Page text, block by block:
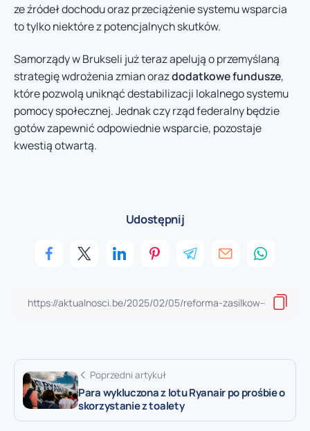
ze źródeł dochodu oraz przeciążenie systemu wsparcia
to tylko niektóre z potencjalnych skutków.
Samorządy w Brukseli już teraz apelują o przemyślaną
strategię wdrożenia zmian orazdodatkowe fundusze,
które pozwolą uniknąć destabilizacji lokalnego systemu
pomocy społecznej. Jednak czy rząd federalny będzie
gotów zapewnić odpowiednie wsparcie, pozostaje
kwestią otwartą.
Udostępnij
Poprzedni artykuł
Para wykluczona z lotu Ryanair po prośbie o
skorzystanie z toalety